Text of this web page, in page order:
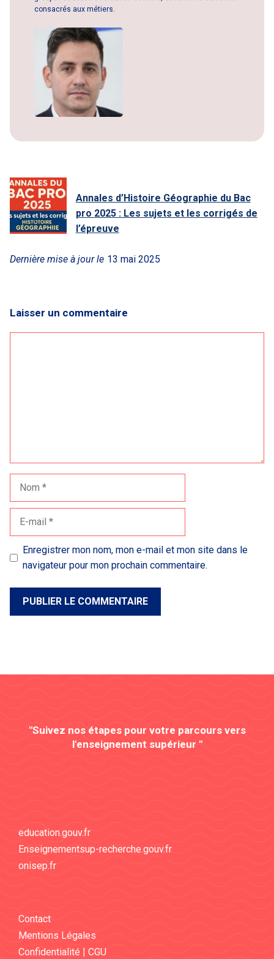
consacrés aux métiers.
Annales d’Histoire Géographie du Bac
pro 2025 : Les sujets et les corrigés de
l’épreuve
Dernière mise à jour le 13 mai 2025
Laisser un commentaire
Nom
Enregistrer mon nom, mon e-mail et mon site dans le
navigateur pour mon prochain commentaire.
"Suivez nos étapes pour votre parcours vers
l'enseignement supérieur "
education.gouv.fr
Enseignementsup-recherche.gouv.fr
onisep.fr
Contact
Mentions Légales
Confidentialité | CGU